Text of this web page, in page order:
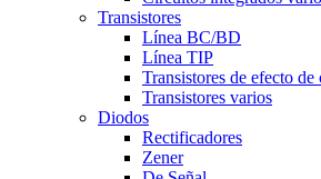
Transistores
Línea BC/BD
Línea TIP
Transistores de efecto de
Transistores varios
Diodos
Rectificadores
Zener